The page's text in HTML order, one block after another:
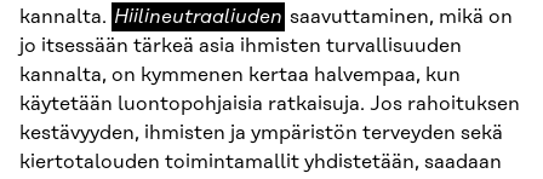
kannalta. Hiilineutraaliuden
Hiilineutraaliuden saavuttaminen, mikä on
jo itsessään tärkeä asia ihmisten turvallisuuden
kannalta, on kymmenen kertaa halvempaa, kun
käytetään luontopohjaisia ratkaisuja. Jos rahoituksen
kestävyyden, ihmisten ja ympäristön terveyden sekä
kiertotalouden toimintamallit yhdistetään, saadaan